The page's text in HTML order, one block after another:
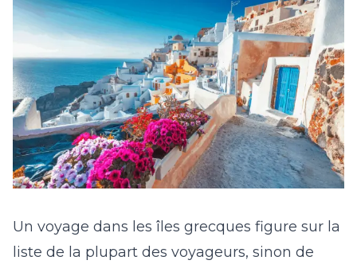
Un voyage dans les îles grecques figure sur la
liste de la plupart des voyageurs, sinon de